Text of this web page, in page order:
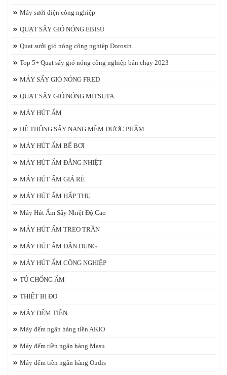
Máy sưởi điện công nghiệp
QUẠT SẤY GIÓ NÓNG EBISU
Quạt sưởi gió nóng công nghiệp Dorosin
Top 5+ Quạt sấy gió nóng công nghiệp bán chạy 2023
MÁY SẤY GIÓ NÓNG FRED
QUẠT SẤY GIÓ NÓNG MITSUTA
MÁY HÚT ẨM
HỆ THỐNG SẤY NANG MỀM DƯỢC PHẨM
MÁY HÚT ẨM BỂ BƠI
MÁY HÚT ẨM ĐẲNG NHIỆT
MÁY HÚT ẨM GIÁ RẺ
MÁY HÚT ẨM HẤP THỤ
Máy Hút Ẩm Sấy Nhiệt Độ Cao
MÁY HÚT ẨM TREO TRẦN
MÁY HÚT ẨM DÂN DỤNG
MÁY HÚT ẨM CÔNG NGHIỆP
TỦ CHỐNG ẨM
THIẾT BỊ ĐO
MÁY ĐẾM TIỀN
Máy đếm ngân hàng tiền AKIO
Máy đếm tiền ngân hàng Masu
Máy đếm tiền ngân hàng Oudis